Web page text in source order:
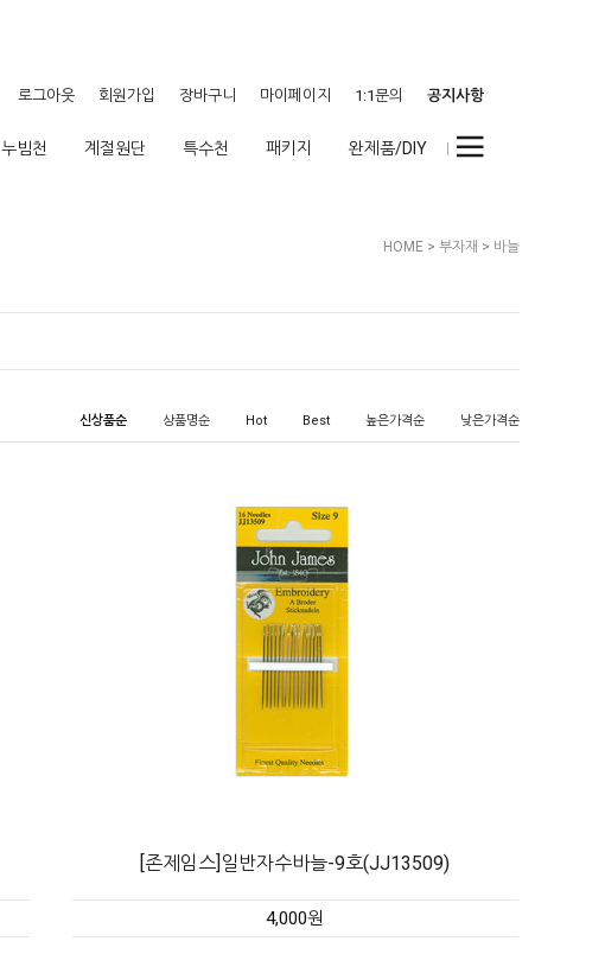
로그아웃 회원가입 장바구니 마이페이지 1:1문의 공지사항
누빔천 계절원단 특수천 패키지 완제품/DIY
HOME > 부자재 > 바늘
신상품순 상품명순 Hot Best 높은가격순 낮은가격순
[존제임스]일반자수바늘-9호(JJ13509)
4,000원